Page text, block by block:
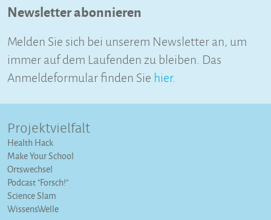
Newsletter abonnieren
Melden Sie sich bei unserem Newsletter an, um
immer auf dem Laufenden zu bleiben. Das
Anmeldeformular finden Sie hier.
Projektvielfalt
Health Hack
Make Your School
Ortswechsel
Podcast "Forsch!"
Science Slam
WissensWelle